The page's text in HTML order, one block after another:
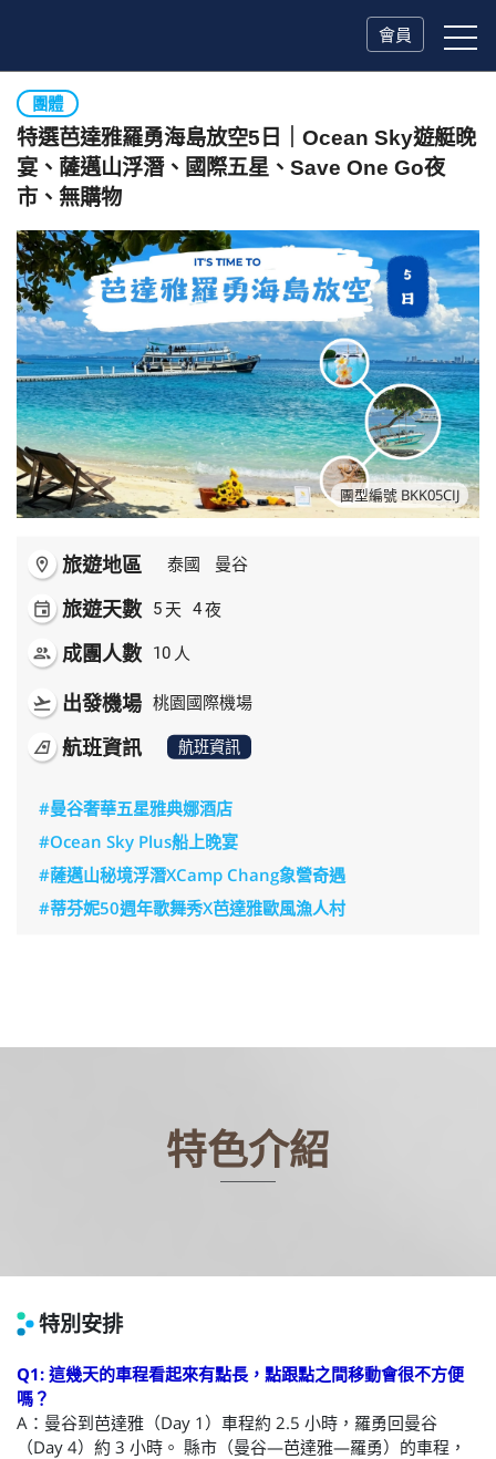
會員
團體
特選芭達雅羅勇海島放空5日｜Ocean Sky遊艇晚
宴、薩邁山浮潛、國際五星、Save One Go夜
市、無購物
團型編號 BKK05CIJ
room 旅遊地區 泰國 曼谷
event 旅遊天數 5 天 4夜
people 成團人數 10 人
flight_takeoff 出發機場 桃園國際機場
airlines 航班資訊 航班資訊
#曼谷奢華五星雅典娜酒店
#Ocean Sky Plus船上晚宴
#薩邁山秘境浮潛XCamp Chang象營奇遇
#蒂芬妮50週年歌舞秀X芭達雅歐風漁人村
特色介紹
特別安排
Q1: 這幾天的車程看起來有點長，點跟點之間移動會很不方便
嗎？
A：曼谷到芭達雅（Day 1）車程約 2.5 小時，羅勇回曼谷
（Day 4）約 3 小時。 縣市（曼谷—芭達雅—羅勇）的車程，